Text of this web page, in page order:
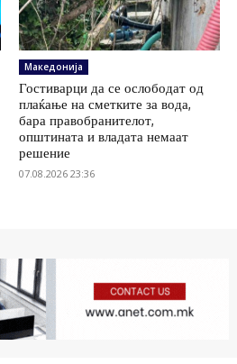
Македонија
Гостиварци да се ослободат од
плаќање на сметките за вода,
бара правобранителот,
општината и владата немаат
решение
07.08.2026 23:36